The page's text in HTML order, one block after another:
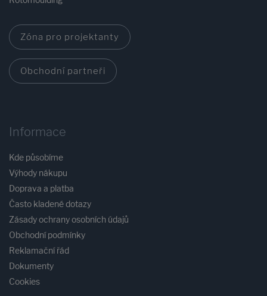
Zóna pro projektanty
Obchodní partneři
Informace
Kde působíme
Výhody nákupu
Doprava a platba
Často kladené dotazy
Zásady ochrany osobních údajů
Obchodní podmínky
Reklamační řád
Dokumenty
Cookies